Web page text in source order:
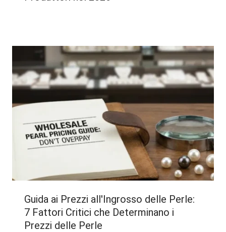
Guida ai Prezzi all'Ingrosso delle Perle:
7 Fattori Critici che Determinano i
Prezzi delle Perle